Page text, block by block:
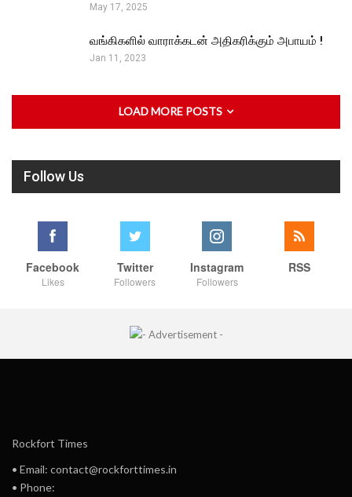
May 17, 2025
வங்கிகளில் வாராக்கடன் அதிகரிக்கும் அபாயம் !
Jan 11, 2023
LOAD MORE POSTS
Follow Us
Facebook
Likes
Twitter
Followers
Instagram
Followers
RSS
Rockfort Times
• Email: contact@rockforttimes.in
• Phone: